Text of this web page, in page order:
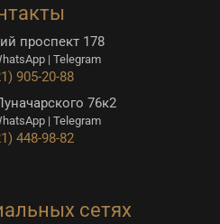
проспект 178
| Telegram
905-20-88
76к2
| Telegram
448-98-82
сетях